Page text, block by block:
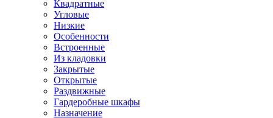
Квадратные
Угловые
Низкие
Особенности
Встроенные
Из кладовки
Закрытые
Открытые
Раздвижные
Гардеробные шкафы
Назначение